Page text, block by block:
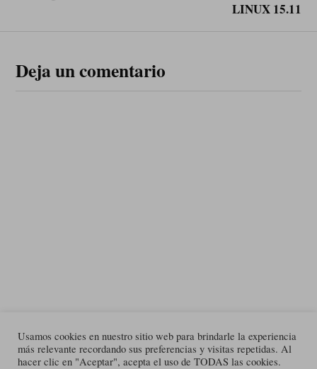
LINUX 15.11
Deja un comentario
Usamos cookies en nuestro sitio web para brindarle la experiencia
más relevante recordando sus preferencias y visitas repetidas. Al
hacer clic en "Aceptar", acepta el uso de TODAS las cookies.